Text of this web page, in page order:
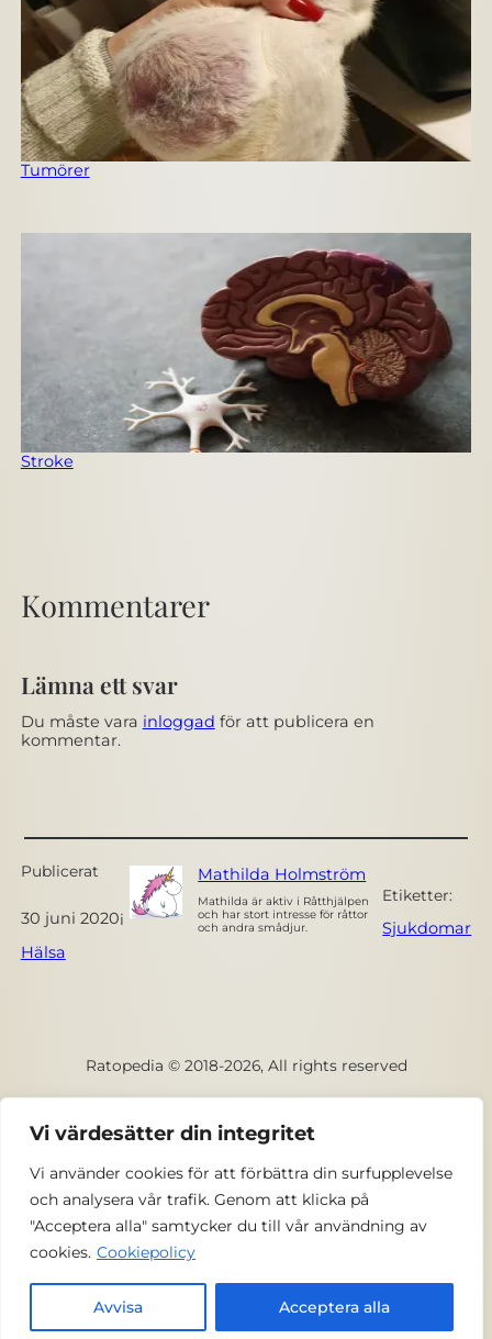
Vi värdesätter din integritet
Vi använder cookies för att förbättra din surfupplevelse
och analysera vår trafik. Genom att klicka på
"Acceptera alla" samtycker du till vår användning av
cookies. Cookiepolicy
Avvisa Acceptera alla
Tumörer
Stroke
Kommentarer
Lämna ett svar
Du måste vara inloggad för att publicera en
kommentar.
Publicerat
30 juni 2020i
Hälsa
Mathilda Holmström
Mathilda är aktiv i Råtthjälpen
och har stort intresse för råttor
och andra smådjur.
Etiketter:
Sjukdomar
Ratopedia © 2018-2026, All rights reserved
Facebook
Kontakta oss
Privacy och integritetspolicy
Våra värderingar